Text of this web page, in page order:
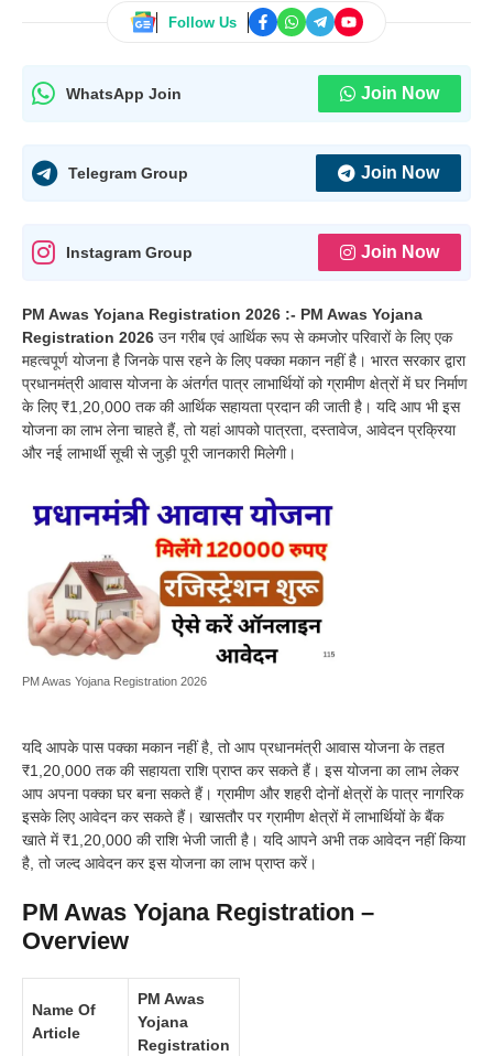
Follow Us
WhatsApp Join Join Now
Telegram Group Join Now
Instagram Group Join Now
PM Awas Yojana Registration 2026 :- PM Awas Yojana
Registration 2026 उन गरीब एवं आर्थिक रूप से कमजोर परिवारों के लिए एक
महत्वपूर्ण योजना है जिनके पास रहने के लिए पक्का मकान नहीं है। भारत सरकार द्वारा
प्रधानमंत्री आवास योजना के अंतर्गत पात्र लाभार्थियों को ग्रामीण क्षेत्रों में घर निर्माण
के लिए ₹1,20,000 तक की आर्थिक सहायता प्रदान की जाती है। यदि आप भी इस
योजना का लाभ लेना चाहते हैं, तो यहां आपको पात्रता, दस्तावेज, आवेदन प्रक्रिया
और नई लाभार्थी सूची से जुड़ी पूरी जानकारी मिलेगी।
PM Awas Yojana Registration 2026
यदि आपके पास पक्का मकान नहीं है, तो आप प्रधानमंत्री आवास योजना के तहत
₹1,20,000 तक की सहायता राशि प्राप्त कर सकते हैं। इस योजना का लाभ लेकर
आप अपना पक्का घर बना सकते हैं। ग्रामीण और शहरी दोनों क्षेत्रों के पात्र नागरिक
इसके लिए आवेदन कर सकते हैं। खासतौर पर ग्रामीण क्षेत्रों में लाभार्थियों के बैंक
खाते में ₹1,20,000 की राशि भेजी जाती है। यदि आपने अभी तक आवेदन नहीं किया
है, तो जल्द आवेदन कर इस योजना का लाभ प्राप्त करें।
PM Awas Yojana Registration –
Overview
Name Of
Article
PM Awas
Yojana
Registration